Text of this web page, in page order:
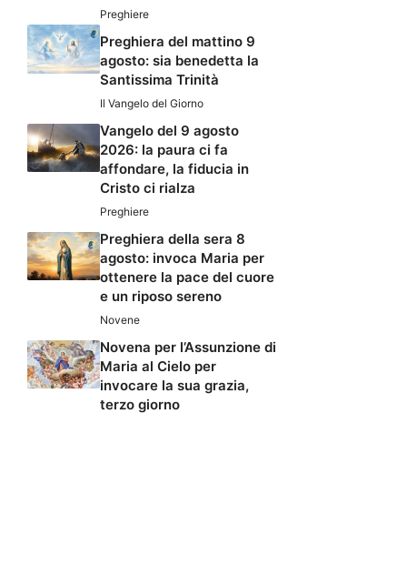
Preghiere
Preghiera del mattino 9
agosto: sia benedetta la
Santissima Trinità
Il Vangelo del Giorno
Vangelo del 9 agosto
2026: la paura ci fa
affondare, la fiducia in
Cristo ci rialza
Preghiere
Preghiera della sera 8
agosto: invoca Maria per
ottenere la pace del cuore
e un riposo sereno
Novene
Novena per l’Assunzione di
Maria al Cielo per
invocare la sua grazia,
terzo giorno